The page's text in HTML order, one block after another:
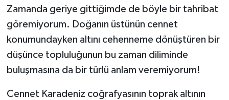
Zamanda geriye gittiğimde de böyle bir tahribat
göremiyorum. Doğanın üstünün cennet
konumundayken altını cehenneme dönüştüren bir
düşünce topluluğunun bu zaman diliminde
buluşmasına da bir türlü anlam veremiyorum!
Cennet Karadeniz coğrafyasının toprak altının